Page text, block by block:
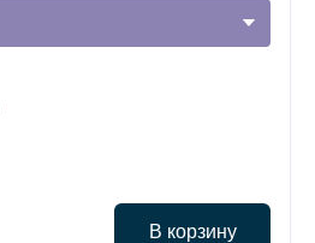
В корзину